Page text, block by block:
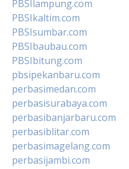
PBSIlampung.com
PBSIkaltim.com
PBSIsumbar.com
PBSIbaubau.com
PBSIbitung.com
pbsipekanbaru.com
perbasimedan.com
perbasisurabaya.com
perbasibanjarbaru.com
perbasiblitar.com
perbasimagelang.com
perbasijambi.com